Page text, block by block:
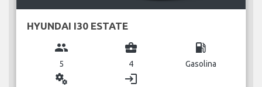
HYUNDAI I30 ESTATE
group
5
business_center
4
local_gas_station
Gasolina
miscellaneous_services login